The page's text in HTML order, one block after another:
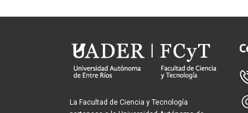
La Facultad de Ciencia y Tecnología